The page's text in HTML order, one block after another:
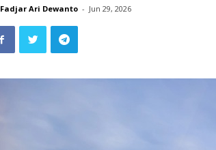
Fadjar Ari Dewanto - Jun 29, 2026